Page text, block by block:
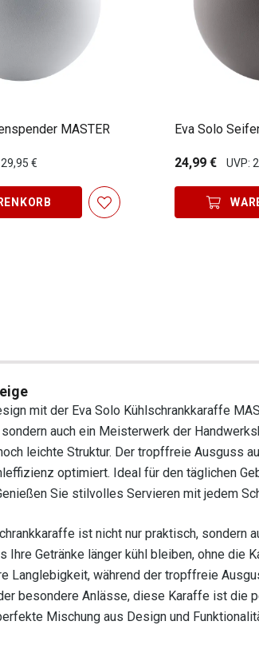
MASTER
€
Eva Solo
24,99 € UVP:
mit der Eva Solo Kühlschrankkaraffe
auch ein Meisterwerk der
leichte Struktur. Der tropffreie Ausguss
optimiert. Ideal für den täglichen
Sie stilvolles Servieren mit jedem
ist nicht nur praktisch, sondern
Getränke länger kühl bleiben, ohne die
während der tropffreie
besondere Anlässe, diese Karaffe ist die
Mischung aus Design und